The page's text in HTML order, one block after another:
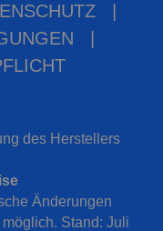
des Herstellers
Änderungen
Stand: Juli